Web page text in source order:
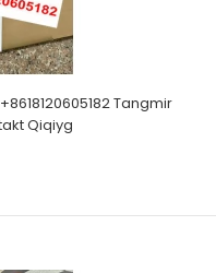
Tangmir
Qiqiyg